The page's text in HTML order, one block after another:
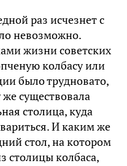
раз исчезнет с
невозможно.
жизни советских
колбасу или
было трудновато,
существовала
столица, куда
И каким же
стол, на котором
столицы колбаса,